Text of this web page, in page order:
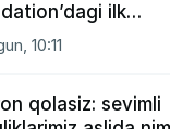
ilk
Go‘zal
10:11
qolasiz: sevimli